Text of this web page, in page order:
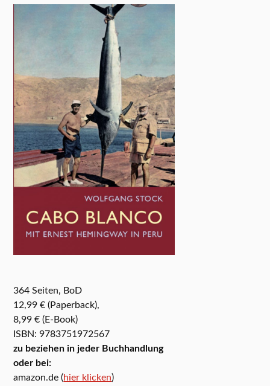
364 Seiten, BoD
12,99 € (Paperback),
8,99 € (E-Book)
ISBN: 9783751972567
zu beziehen in jeder Buchhandlung
oder bei:
amazon.de (hier klicken)